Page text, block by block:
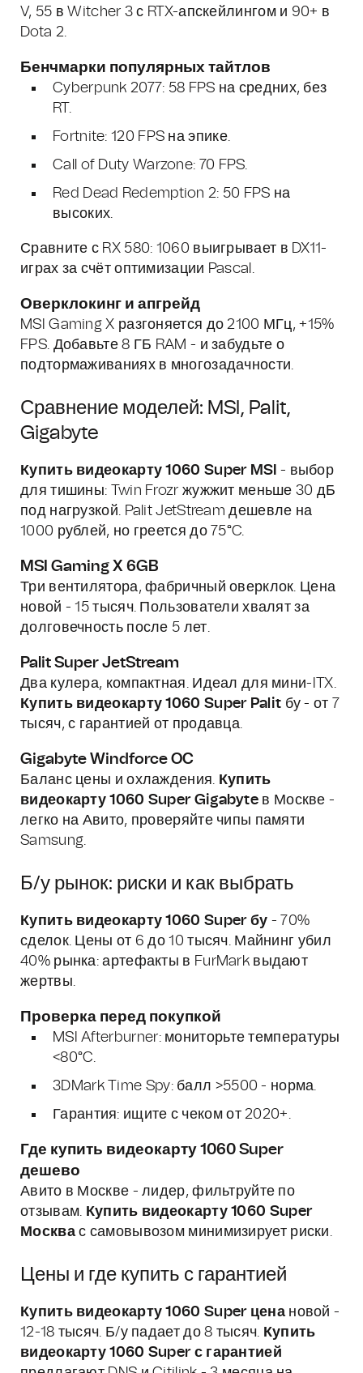
V, 55 в Witcher 3 с RTX-апскейлингом и 90+ в
Dota 2.
Бенчмарки популярных тайтлов
Cyberpunk 2077: 58 FPS на средних, без
RT.
Fortnite: 120 FPS на эпике.
Call of Duty Warzone: 70 FPS.
Red Dead Redemption 2: 50 FPS на
высоких.
Сравните с RX 580: 1060 выигрывает в DX11-
играх за счёт оптимизации Pascal.
Оверклокинг и апгрейд
MSI Gaming X разгоняется до 2100 МГц, +15%
FPS. Добавьте 8 ГБ RAM - и забудьте о
подтормаживаниях в многозадачности.
Сравнение моделей: MSI, Palit,
Gigabyte
Купить видеокарту 1060 Super MSI - выбор
для тишины: Twin Frozr жужжит меньше 30 дБ
под нагрузкой. Palit JetStream дешевле на
1000 рублей, но греется до 75°C.
MSI Gaming X 6GB
Три вентилятора, фабричный оверклок. Цена
новой - 15 тысяч. Пользователи хвалят за
долговечность после 5 лет.
Palit Super JetStream
Два кулера, компактная. Идеал для мини-ITX.
Купить видеокарту 1060 Super Palit бу - от 7
тысяч, с гарантией от продавца.
Gigabyte Windforce OC
Баланс цены и охлаждения. Купить
видеокарту 1060 Super Gigabyte в Москве -
легко на Авито, проверяйте чипы памяти
Samsung.
Б/у рынок: риски и как выбрать
Купить видеокарту 1060 Super бу - 70%
сделок. Цены от 6 до 10 тысяч. Майнинг убил
40% рынка: артефакты в FurMark выдают
жертвы.
Проверка перед покупкой
MSI Afterburner: мониторьте температуры
<80°C.
3DMark Time Spy: балл >5500 - норма.
Гарантия: ищите с чеком от 2020+.
Где купить видеокарту 1060 Super
дешево
Авито в Москве - лидер, фильтруйте по
отзывам. Купить видеокарту 1060 Super
Москвас самовывозом минимизирует риски.
Цены и где купить с гарантией
Купить видеокарту 1060 Super ценановой -
12-18 тысяч. Б/у падает до 8 тысяч. Купить
видеокарту 1060 Super с гарантией